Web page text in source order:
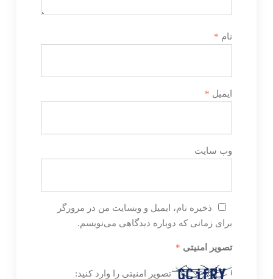
نام *
ایمیل *
وب‌ سایت
ذخیره نام، ایمیل و وبسایت من در مرورگر
برای زمانی که دوباره دیدگاهی می‌نویسم.
تصویر امنیتی *
تصویر امنیتی را وارد کنید: